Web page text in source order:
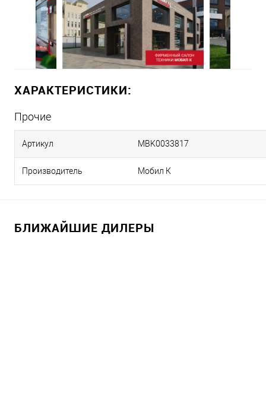
ХАРАКТЕРИСТИКИ:
Прочие
Артикул MBK0033817
Производитель Мобил К
БЛИЖАЙШИЕ ДИЛЕРЫ